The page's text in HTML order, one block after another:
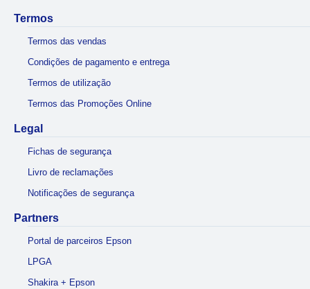
Termos
Termos das vendas
Condições de pagamento e entrega
Termos de utilização
Termos das Promoções Online
Legal
Fichas de segurança
Livro de reclamações
Notificações de segurança
Partners
Portal de parceiros Epson
LPGA
Shakira + Epson